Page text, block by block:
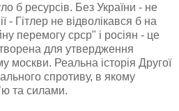
б ресурсів. Без України - не
- Гітлер не відволікався б на
перемогу срср" і росіян - це
для утвердження
москви. Реальна історія Другої
спротиву, в якому
та силами.